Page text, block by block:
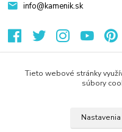
info@kamenik.sk
Tieto webové stránky
súbory
Nastavenia